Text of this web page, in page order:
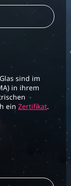
sind im
in ihrem
ein Zertifikat.